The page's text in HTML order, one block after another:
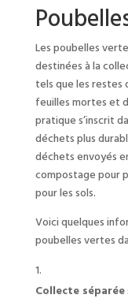
Les poubelles
destinées à la
tels que les restes
feuilles mortes et
pratique s’inscrit
déchets plus
déchets envoyés
compostage pour
pour les sols.
Voici quelques
poubelles vertes
Collecte séparée